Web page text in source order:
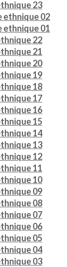
23
ethnique 02
ethnique 01
22
21
20
19
18
17
16
15
14
13
12
11
10
09
08
07
06
05
04
03